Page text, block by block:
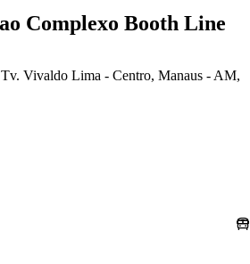
Complexo Booth Line
Vivaldo Lima - Centro, Manaus - AM,